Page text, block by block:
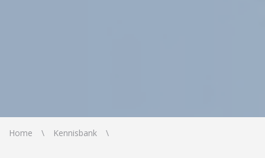
Home Kennisbank